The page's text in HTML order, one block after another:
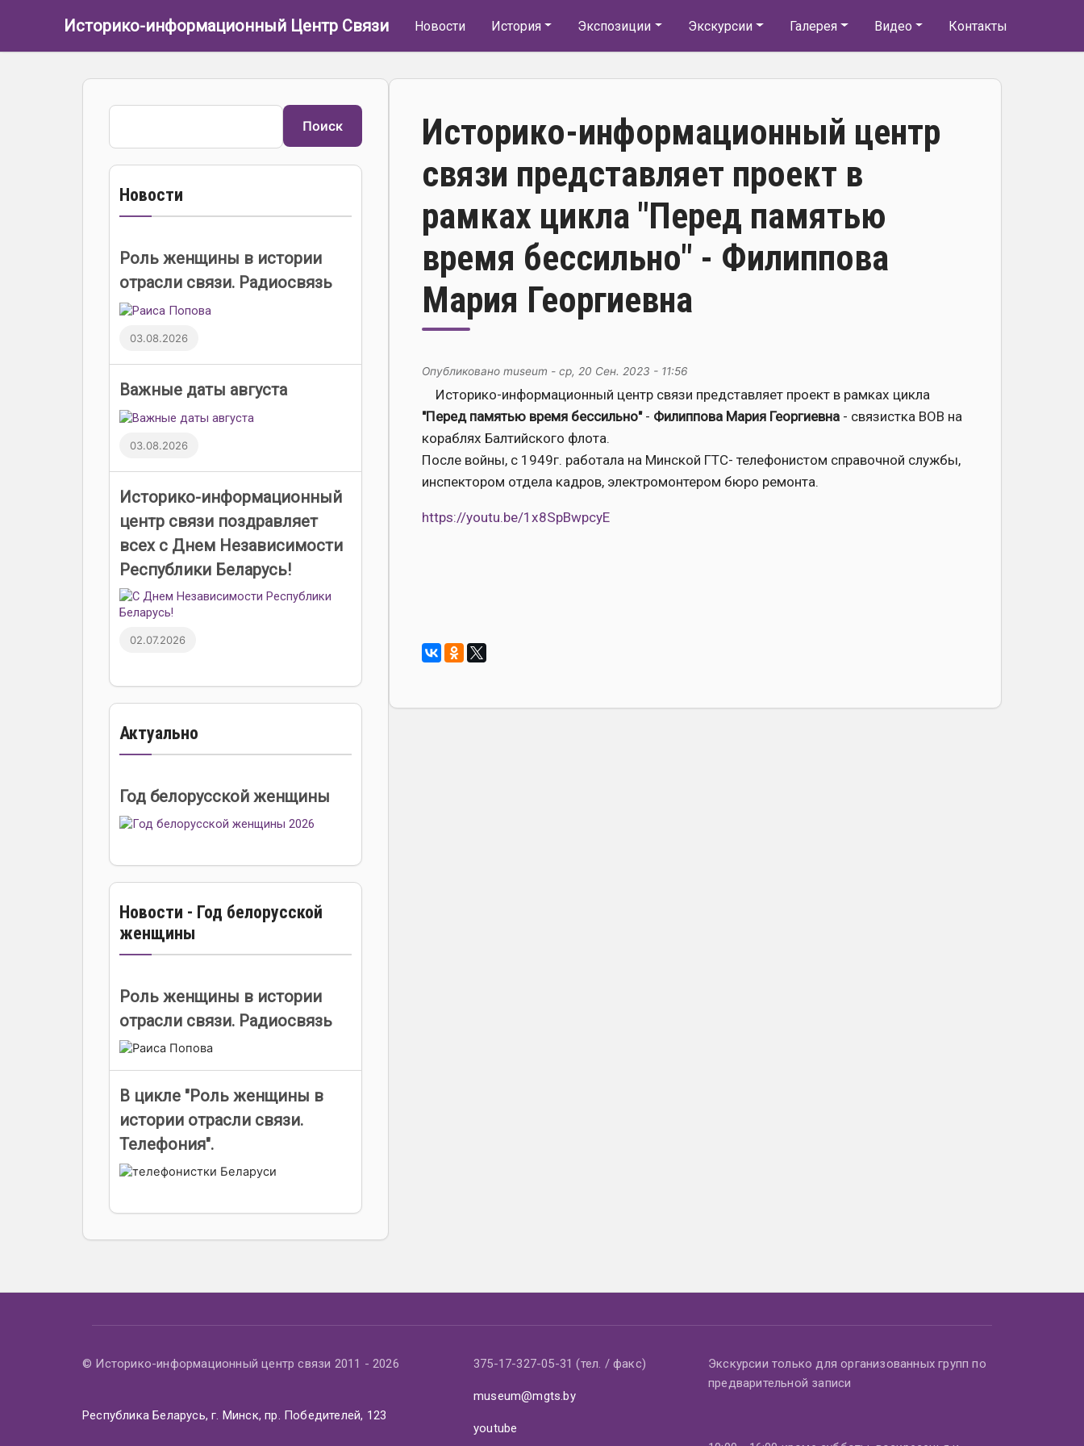
Историко-информационный Центр Связи Основная навигация
Новости История Экспозиции Экскурсии Галерея Видео Контакты
Историко-информационный центр
связи представляет проект в
рамках цикла "Перед памятью
время бессильно" - Филиппова
Мария Георгиевна
Опубликовано museum - ср, 20 Сен. 2023 - 11:56
Историко-информационный центр связи представляет проект в рамках цикла
"Перед памятью время бессильно"- Филиппова Мария Георгиевна - связистка ВОВ на
кораблях Балтийского флота.
После войны, с 1949г. работала на Минской ГТС- телефонистом справочной службы,
инспектором отдела кадров, электромонтером бюро ремонта.
https://youtu.be/1x8SpBwpcyE
Поиск
Поиск
Новости
Роль женщины в истории
отрасли связи. Радиосвязь
03.08.2026
Важные даты августа
03.08.2026
Историко-информационный
центр связи поздравляет
всех с Днем Независимости
Республики Беларусь!
02.07.2026
Актуально
Год белорусской женщины
Новости - Год белорусской
женщины
Роль женщины в истории
отрасли связи. Радиосвязь
В цикле "Роль женщины в
истории отрасли связи.
Телефония".
© Историко-информационный центр связи 2011 - 2026
Республика Беларусь, г. Минск, пр. Победителей, 123
375-17-327-05-31 (тел. / факс)
museum@mgts.by
youtube
Экскурсии только для организованных групп по
предварительной записи